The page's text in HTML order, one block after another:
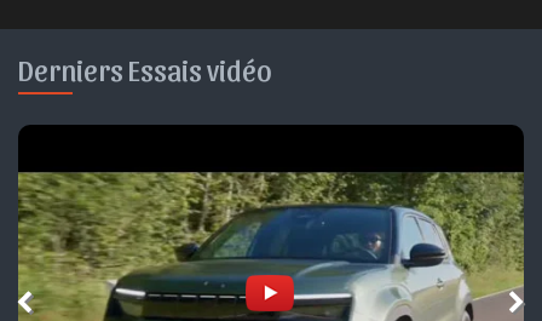
Derniers Essais vidéo